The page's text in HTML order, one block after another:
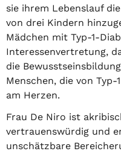
sie ihrem Lebenslauf
von drei Kindern
Mädchen mit Typ-1-
Interessenvertretung,
die
Menschen, die von
am Herzen.
Frau De Niro ist
vertrauenswürdig und
unschätzbare